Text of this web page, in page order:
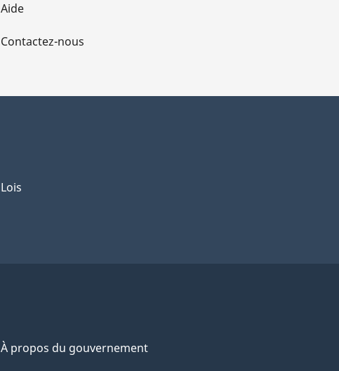
Aide
Contactez-nous
Lois
À propos du gouvernement